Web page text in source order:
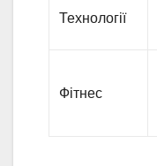
Технології
Фітнес